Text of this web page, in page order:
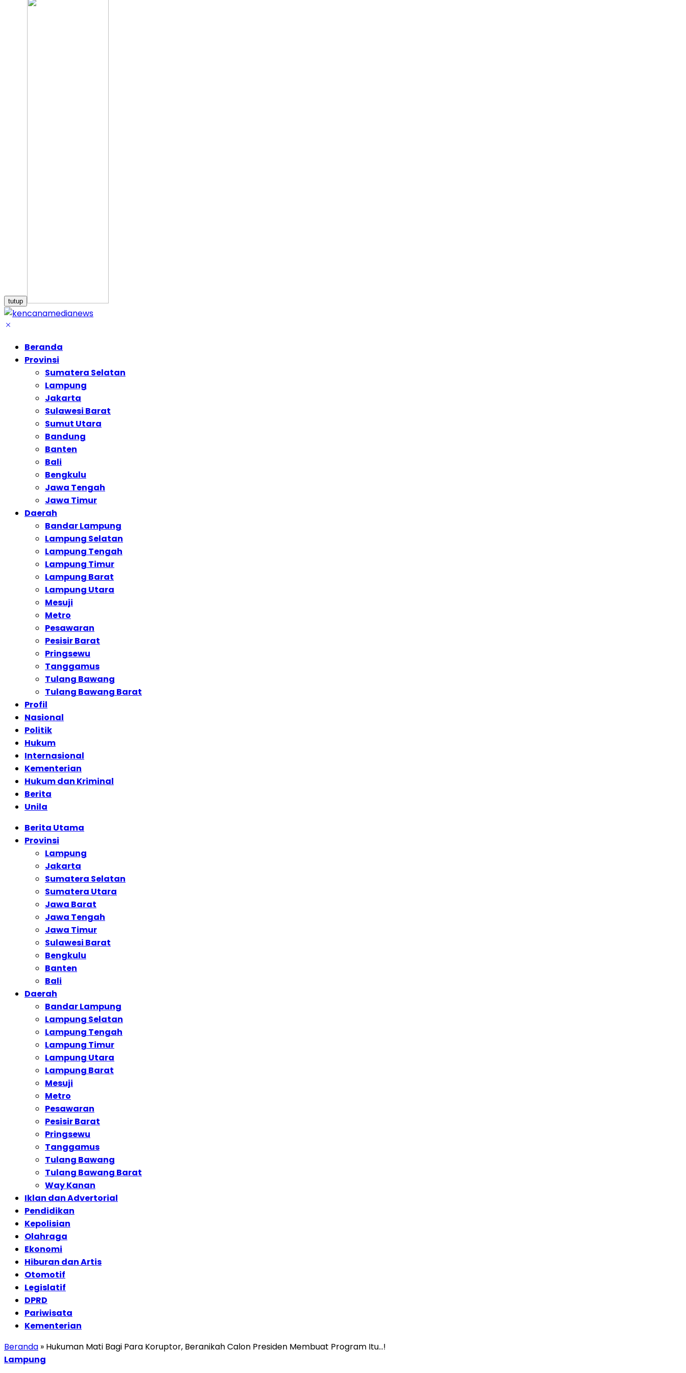
tutup
Beranda
Provinsi
Sumatera Selatan
Lampung
Jakarta
Sulawesi Barat
Sumut Utara
Bandung
Banten
Bali
Bengkulu
Jawa Tengah
Jawa Timur
Daerah
Bandar Lampung
Lampung Selatan
Lampung Tengah
Lampung Timur
Lampung Barat
Lampung Utara
Mesuji
Metro
Pesawaran
Pesisir Barat
Pringsewu
Tanggamus
Tulang Bawang
Tulang Bawang Barat
Profil
Nasional
Politik
Hukum
Internasional
Kementerian
Hukum dan Kriminal
Berita
Unila
Berita Utama
Provinsi
Lampung
Jakarta
Sumatera Selatan
Sumatera Utara
Jawa Barat
Jawa Tengah
Jawa Timur
Sulawesi Barat
Bengkulu
Banten
Bali
Daerah
Bandar Lampung
Lampung Selatan
Lampung Tengah
Lampung Timur
Lampung Utara
Lampung Barat
Mesuji
Metro
Pesawaran
Pesisir Barat
Pringsewu
Tanggamus
Tulang Bawang
Tulang Bawang Barat
Way Kanan
Iklan dan Advertorial
Pendidikan
Kepolisian
Olahraga
Ekonomi
Hiburan dan Artis
Otomotif
Legislatif
DPRD
Pariwisata
Kementerian
Beranda » Hukuman Mati Bagi Para Koruptor, Beranikah Calon Presiden Membuat Program Itu…!
Lampung